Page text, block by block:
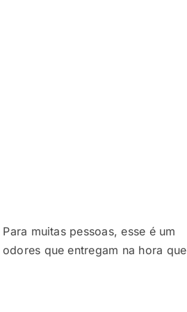
muitas pessoas, esse é um
que entregam na hora